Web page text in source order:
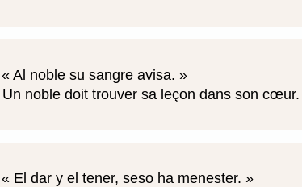
Al noble su sangre avisa.
Un noble doit trouver sa leçon dans son
El dar y el tener, seso ha menester.